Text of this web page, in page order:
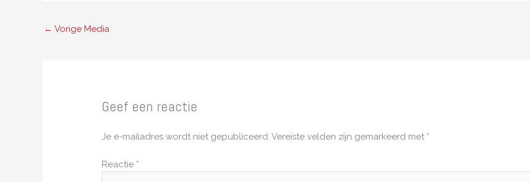
← Vorige Media
Geef een reactie
Je e-mailadres wordt niet gepubliceerd. Vereiste velden zijn gemarkeerd met *
Reactie *